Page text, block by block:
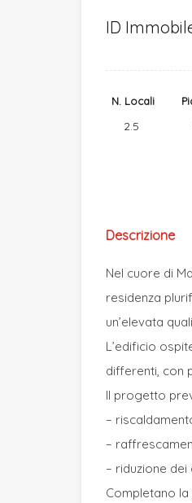
ID
N. Locali
2.5
Descrizione
Nel cuore di
residenza
un’elevata
L’edificio
differenti, con
Il progetto
–
–
– riduzione
Completano